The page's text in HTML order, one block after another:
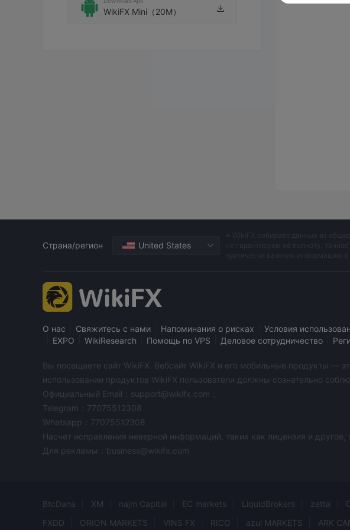
WikiFX Mini（20M）
Плечо
xDirect
Страна/регион United States
О нас Свяжитесь с нами Напоминания о рисках Условия
EXPO WikiResearch Помощь по VPS Деловое сотрудничество
Вы посещаете сайт WikiFX. Вебсайт WikiFX и его мобильные продукты —
использовании продуктов WikiFX пользователи должны сознательно
Официальный Email：support@wikifx.com；
Telegram：77075512308
Whatsapp：77075512308
Насчет исправления неверной информаций, таких как лицензия и
Для рекламы：business@wikifx.com
BtcDana XM najm Capital EC markets LiquidBrokers zetta
FXDD
ORION MARKETS VINS FX RICO azul MARKETS ARK